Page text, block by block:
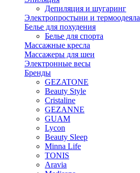
Депиляция и шугаринг
Электропростыни и термоодеяла
Белье для похудения
Белье для спорта
Массажные кресла
Массажеры для шеи
Электронные весы
Бренды
GEZATONE
Beauty Style
Cristaline
GEZANNE
GUAM
Lycon
Beauty Sleep
Minna Life
TONIS
Aravia